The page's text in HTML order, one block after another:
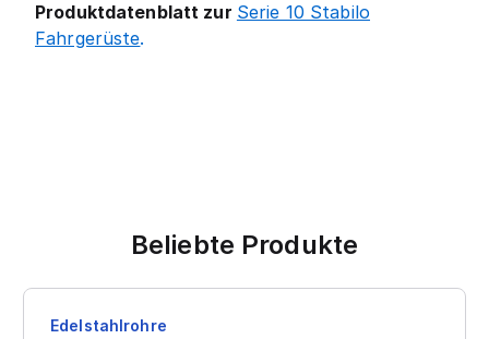
Produktdatenblatt zur Serie 10 Stabilo
Fahrgerüste.
Beliebte Produkte
Edelstahlrohre